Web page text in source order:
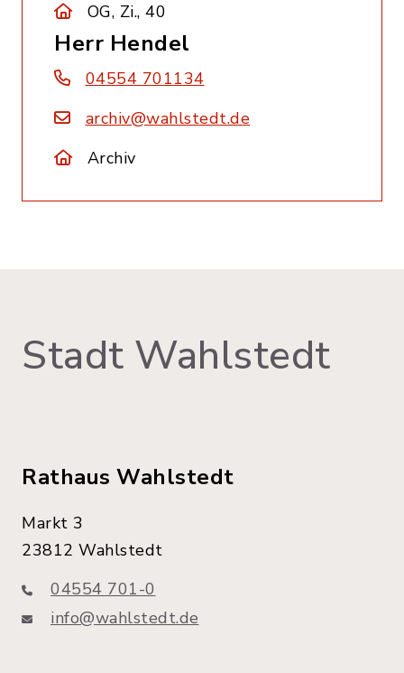
OG, Zi., 40
Herr Hendel
04554 701134
archiv@wahlstedt.de
Archiv
Stadt Wahlstedt
Rathaus Wahlstedt
Markt 3
23812 Wahlstedt
04554 701-0
info@wahlstedt.de